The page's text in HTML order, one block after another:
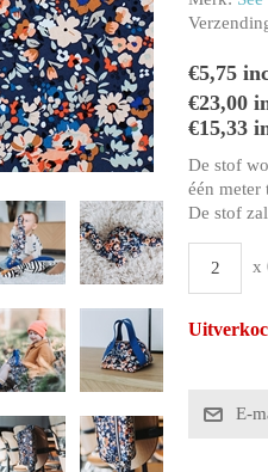
€5,75
€23,00
€15,33
De stof
één meter
De stof
x